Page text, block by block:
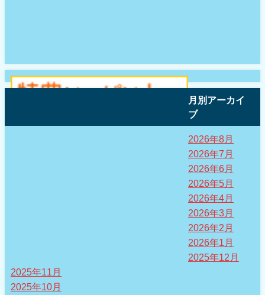
月別アーカイ
ブ
2026年8月
2026年7月
2026年6月
2026年5月
2026年4月
2026年3月
2026年2月
2026年1月
2025年12月
2025年11月
2025年10月